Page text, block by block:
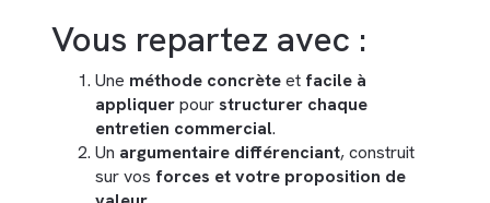
Vous repartez avec :
Une méthode concrèteet facile à
appliquerpourstructurer chaque
entretien commercial.
Un argumentaire différenciant, construit
sur vos forces et votre proposition de